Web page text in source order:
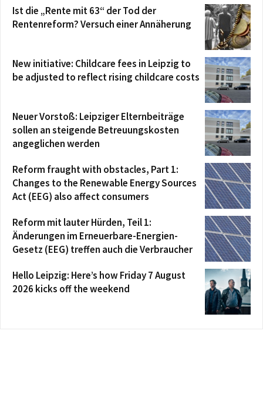
Ist die „Rente mit 63“ der Tod der
Rentenreform? Versuch einer Annäherung
New initiative: Childcare fees in Leipzig to
be adjusted to reflect rising childcare costs
Neuer Vorstoß: Leipziger Elternbeiträge
sollen an steigende Betreuungskosten
angeglichen werden
Reform fraught with obstacles, Part 1:
Changes to the Renewable Energy Sources
Act (EEG) also affect consumers
Reform mit lauter Hürden, Teil 1:
Änderungen im Erneuerbare-Energien-
Gesetz (EEG) treffen auch die Verbraucher
Hello Leipzig: Here’s how Friday 7 August
2026 kicks off the weekend